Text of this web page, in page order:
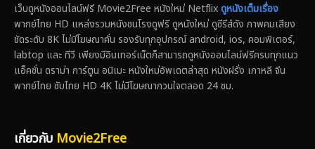
เว็บดูหนังออนไลน์ฟรี Movie2Free หนังใหม่ Netflixดูหนังเต็มเรื่อง
พากย์ไทย HD แหล่งรวมหนังชนโรงดูฟรี ดูหนังใหม่ ดูซีรีส์ดัง ภาพคมเสียง
ชัดระดับ 8K ไม่มีโฆษณาคั่น รองรับทุกอุปกรณ์ android, ios, คอมพิเตอร์,
labtop และ ทีวี เพียงมีอินเทอร์เน็ตก็สามารถดูหนังออนไลน์ฟรีครบทุกแนว
แอ็คชั่น ดราม่า การ์ตูน อนิเมะ หนังใหม่อัพเดตล่าสุด หนังฝรั่ง เกาหลี จีน
พากย์ไทย ซับไทย HD 4K ไม่มีโฆษณากวนใจตลอด 24 ชม.
เกี่ยวกับ Movie2Free